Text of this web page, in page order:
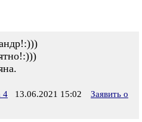
4 13.06.2021 15:02
Заявить о